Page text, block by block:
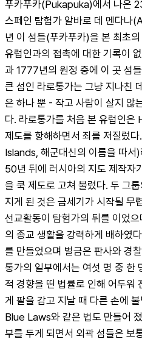
푸카푸카(Pukapuka)에서 나온
스페인 탐험가 알바로 데 멘다
년 이 섬들(푸카푸카)을 본 최초
유럽인과의 접촉에 대한 기록이
과 1777년의 원정 중에 이 곳 섬
큰 섬인 라로통가는 그냥 지나친
은 하나 뿐 - 작고 사람이 살지
다. 라로통가를 처음 본 유럽인
제도를 항해하면서 죄를 저질렀
Islands, 해군대신의 이름을 따서
50년 뒤에 러시아의 지도 제작자
을 쿡 제도로 고쳐 불렀다. 두 그
지게 된 것은 금세기가 시작될 무
선교활동이 탐험가의 뒤를 이었
의 종교 생활을 강력하게 배하였
를 만들었으며 벌금은 판사와 경
통가의 일부에서는 여섯 명 중 한
적 경향을 띤 법률로 인해 어두워
게 팔을 감고 지날 때 다른 손에
Blue Laws와 같은 법도 만들어
부를 두게 되면서 외곽 섬들은 보